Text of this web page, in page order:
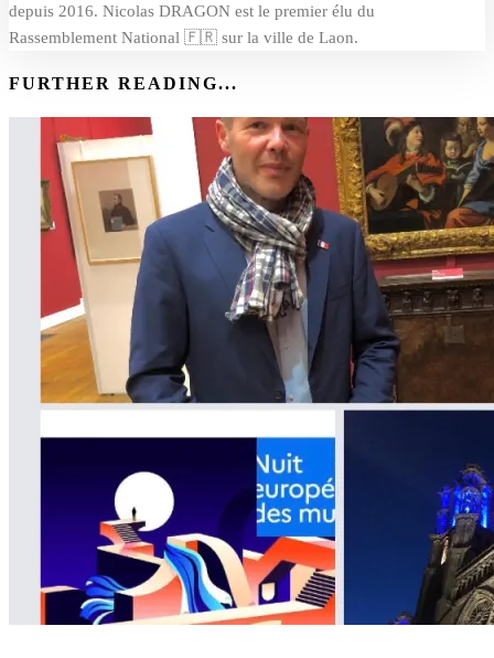
depuis 2016. Nicolas DRAGON est le premier élu du
Rassemblement National 🇫🇷 sur la ville de Laon.
FURTHER READING...